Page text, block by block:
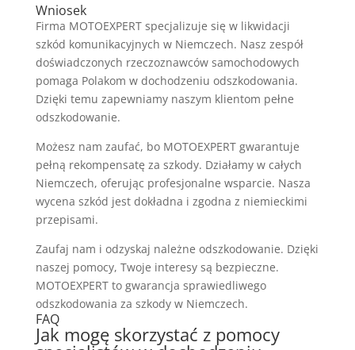
Wniosek
Firma MOTOEXPERT specjalizuje się w likwidacji
szkód komunikacyjnych w Niemczech. Nasz zespół
doświadczonych rzeczoznawców samochodowych
pomaga Polakom w dochodzeniu odszkodowania.
Dzięki temu zapewniamy naszym klientom pełne
odszkodowanie.
Możesz nam zaufać, bo MOTOEXPERT gwarantuje
pełną rekompensatę za szkody. Działamy w całych
Niemczech, oferując profesjonalne wsparcie. Nasza
wycena szkód jest dokładna i zgodna z niemieckimi
przepisami.
Zaufaj nam i odzyskaj należne odszkodowanie. Dzięki
naszej pomocy, Twoje interesy są bezpieczne.
MOTOEXPERT to gwarancja sprawiedliwego
odszkodowania za szkody w Niemczech.
FAQ
Jak mogę skorzystać z pomocy